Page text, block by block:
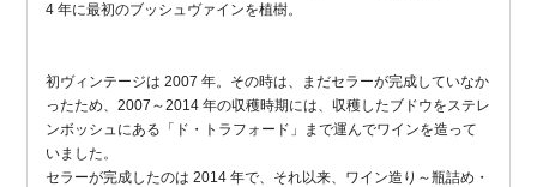
4 年に最初のブッシュヴァインを植樹。
初ヴィンテージは 2007 年。その時は、まだセラーが完成していなか
ったため、2007～2014 年の収穫時期には、収穫したブドウをステレ
ンボッシュにある「ド・トラフォード」まで運んでワインを造って
いました。
セラーが完成したのは 2014 年で、それ以来、ワイン造り～瓶詰め・